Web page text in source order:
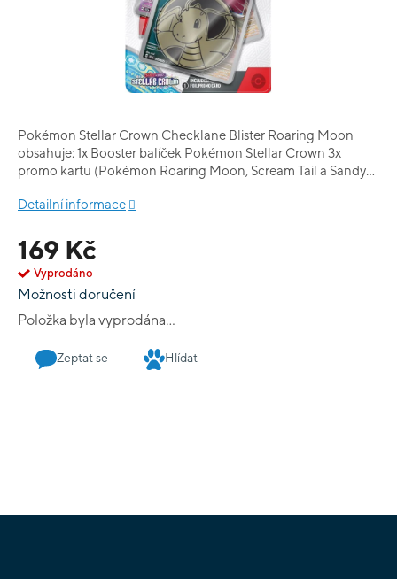
169 Kč
Vyprodáno
Možnosti doručení
Položka byla vyprodána…
Pokémon Stellar Crown Checklane Blister Roaring Moon
obsahuje: 1x Booster balíček Pokémon Stellar Crown 3x
promo kartu (Pokémon Roaring Moon, Scream Tail a Sandy
kód pro Pokémon TCG online hru
Detailní informace
Zeptat se Hlídat